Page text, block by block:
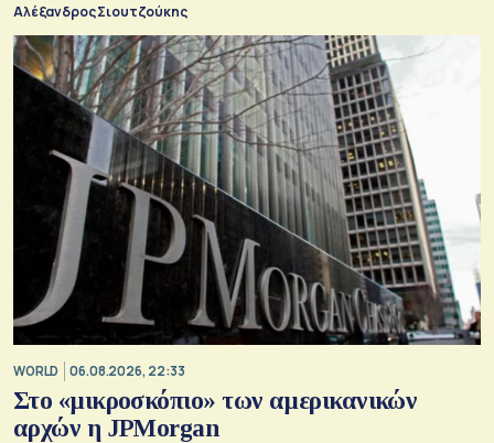
Αλέξανδρος Σιουτζούκης
WORLD 06.08.2026, 22:33
Στο «μικροσκόπιο» των αμερικανικών
αρχών η JPMorgan